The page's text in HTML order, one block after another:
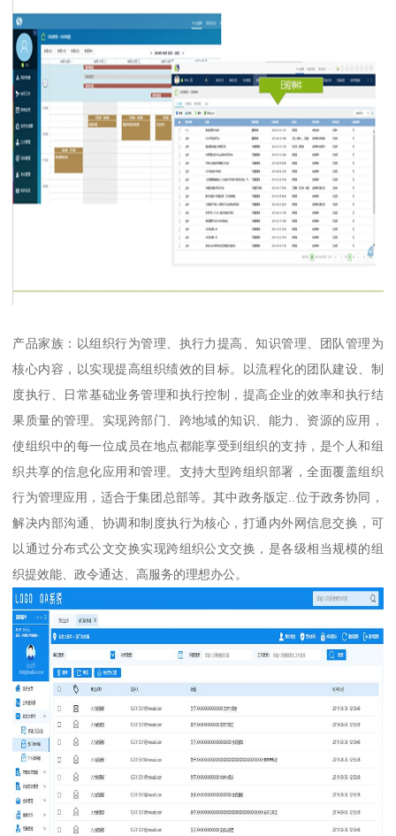
产品家族：以组织行为管理、执行力提高、知识管理、团队管理为
核心内容，以实现提高组织绩效的目标。以流程化的团队建设、制
度执行、日常基础业务管理和执行控制，提高企业的效率和执行结
果质量的管理。实现跨部门、跨地域的知识、能力、资源的应用，
使组织中的每一位成员在地点都能享受到组织的支持，是个人和组
织共享的信息化应用和管理。支持大型跨组织部署，全面覆盖组织
行为管理应用，适合于集团总部等。其中政务版定..位于政务协同，
解决内部沟通、协调和制度执行为核心，打通内外网信息交换，可
以通过分布式公文交换实现跨组织公文交换，是各级相当规模的组
织提效能、政令通达、高服务的理想办公。